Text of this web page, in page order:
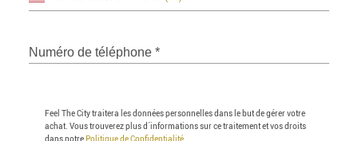
Numéro de téléphone *
Feel The City traitera les données personnelles dans le but de gérer votre
achat. Vous trouverez plus d´informations sur ce traitement et vos droits
dans notre Politique de Confidentialité